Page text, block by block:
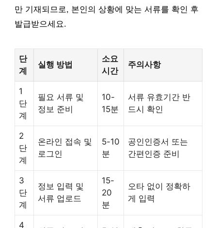
만 기재되므로, 본인의 상황에 맞는 서류를 확인 후
발급받으세요.
단
계
실행 방법
소요
시간
주의사항
1
단
계
필요 서류 및
정보 준비
10-
15분
서류 유효기간 반
드시 확인
2
단
계
온라인 접속 및
로그인
5-10
분
공인인증서 또는
간편인증 준비
3
단
계
정보 입력 및
서류 업로드
15-
20
분
오타 없이 정확하
게 입력
4